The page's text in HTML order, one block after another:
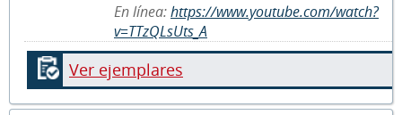
En línea:https://www.youtube.com/watch?
v=TTzQLsUts_A
Ver ejemplares